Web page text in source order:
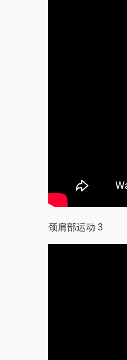
颈肩部运动 3